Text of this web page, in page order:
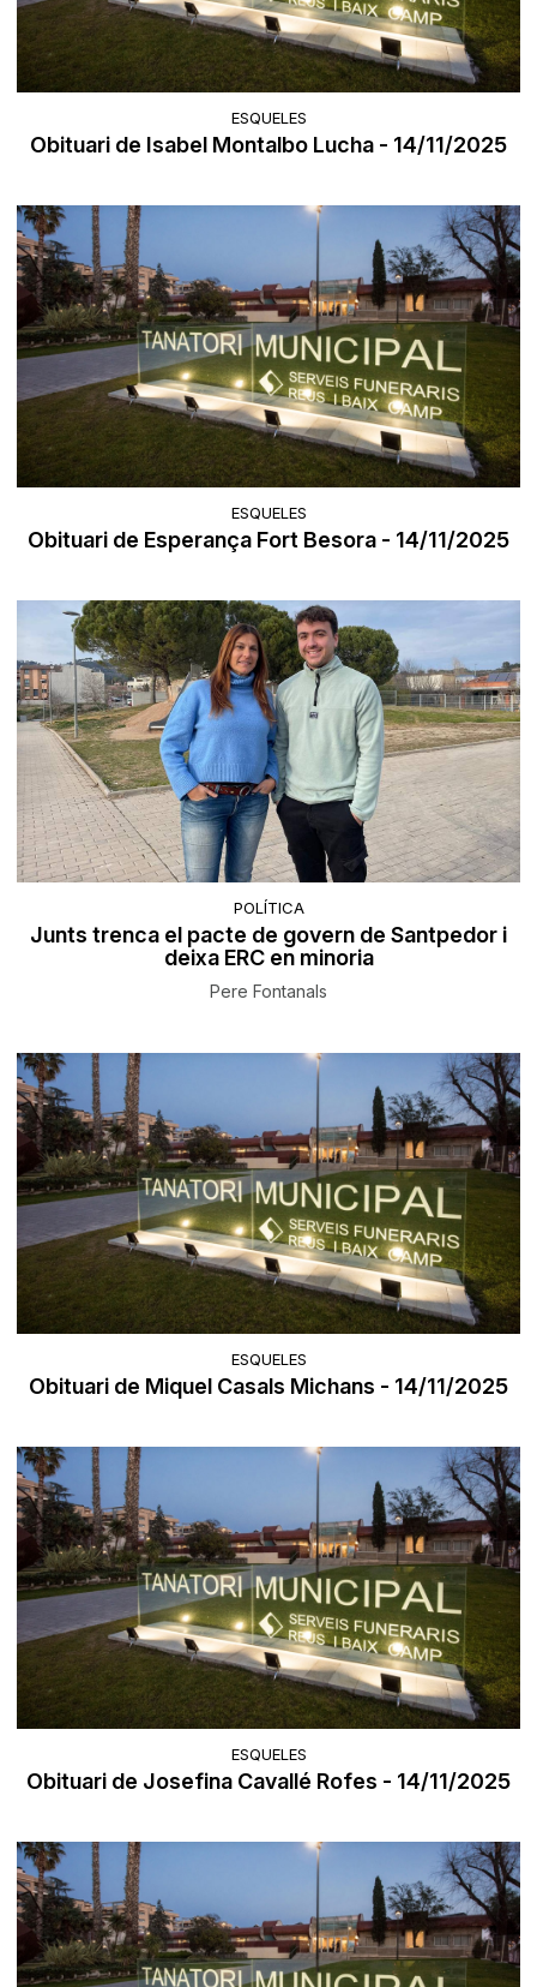
ESQUELES
Obituari de Isabel Montalbo Lucha - 14/11/2025
ESQUELES
Obituari de Esperança Fort Besora - 14/11/2025
POLÍTICA
Junts trenca el pacte de govern de Santpedor i
deixa ERC en minoria
Pere Fontanals
ESQUELES
Obituari de Miquel Casals Michans - 14/11/2025
ESQUELES
Obituari de Josefina Cavallé Rofes - 14/11/2025